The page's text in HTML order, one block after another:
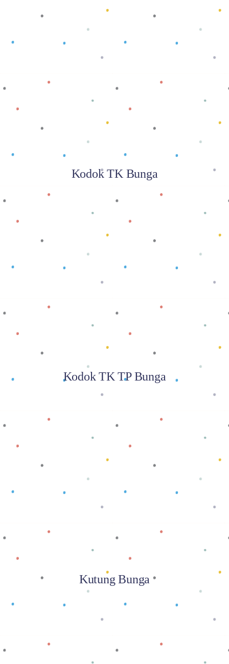
Kodok TK Bunga
Baca selengkapnya
Kodok TK TP Bunga
Baca selengkapnya
Kutung Bunga